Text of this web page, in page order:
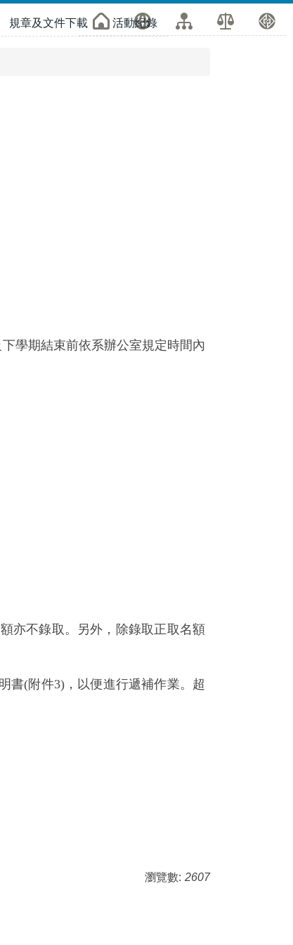
規章及文件下載 活動紀錄
學期結束前依系辦公室規定時間內
亦不錄取。另外，除錄取正取名額
書(附件3)，以便進行遞補作業。超
瀏覽數: 2607